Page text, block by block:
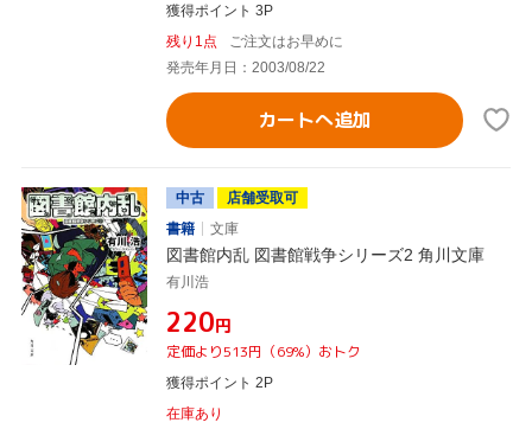
獲得ポイント 3P
残り1点
ご注文はお早めに
発売年月日：2003/08/22
カートへ追加
中古
店舗受取可
書籍
文庫
図書館内乱 図書館戦争シリーズ2 角川文庫
有川浩
¥220円
定価より513円（69%）おトク
獲得ポイント 2P
在庫あり